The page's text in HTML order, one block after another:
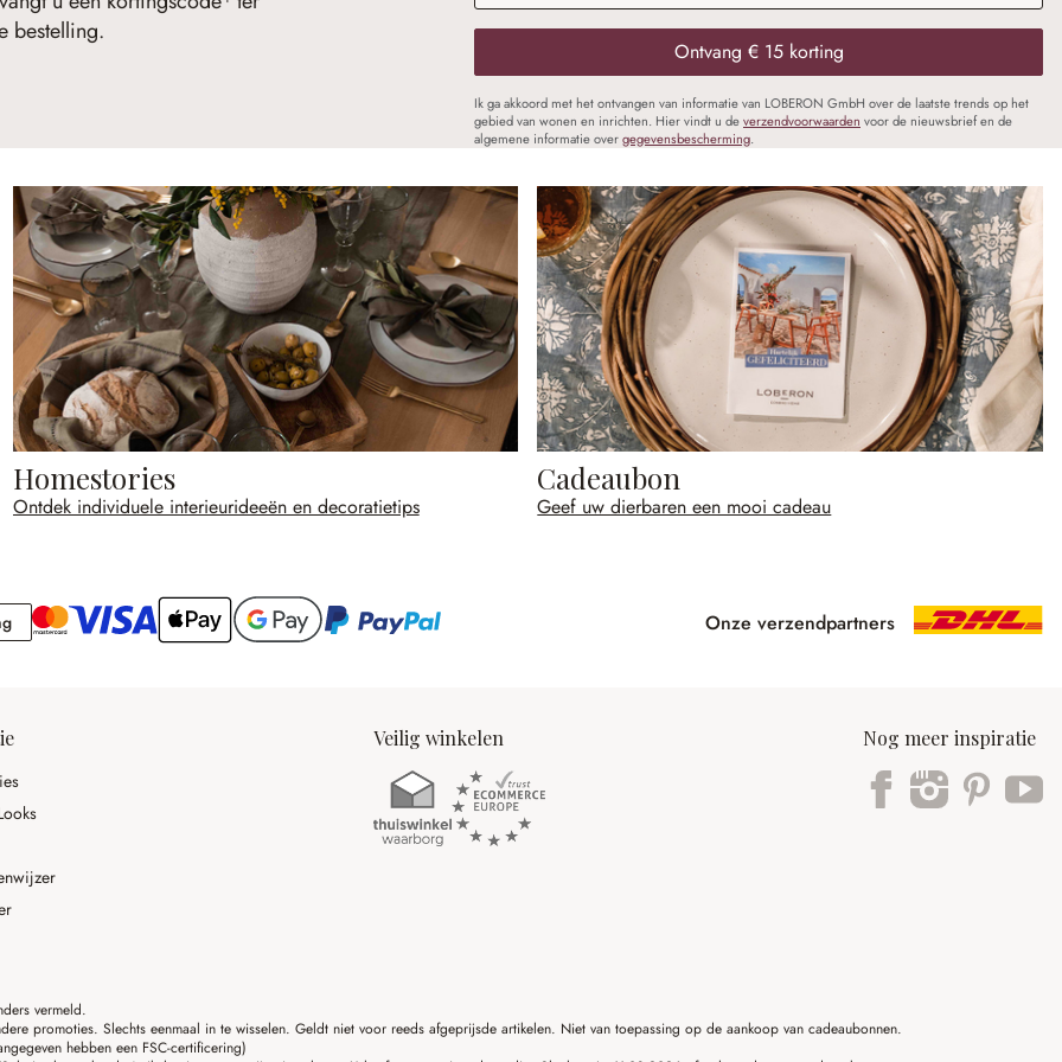
bestelling.
Ontvang € 15 korting
Ik ga akkoord met het ontvangen van informatie van LOBERON GmbH over de laatste trends op het
gebied van wonen en inrichten. Hier vindt u deverzendvoorwaarden voor de nieuwsbrief en de
algemene informatie overgegevensbescherming.
Homestories
Ontdek individuele interieurideeën en decoratietips
Cadeaubon
Geef uw dierbaren een mooi cadeau
Rekening Onze verzendpartners
Veilig winkelen Nog meer inspiratie
vermeld.
promoties. Slechts eenmaal in te wisselen. Geldt niet voor reeds afgeprijsde artikelen. Niet van toepassing op de aankoop van cadeaubonnen.
hebben een FSC-certificering)